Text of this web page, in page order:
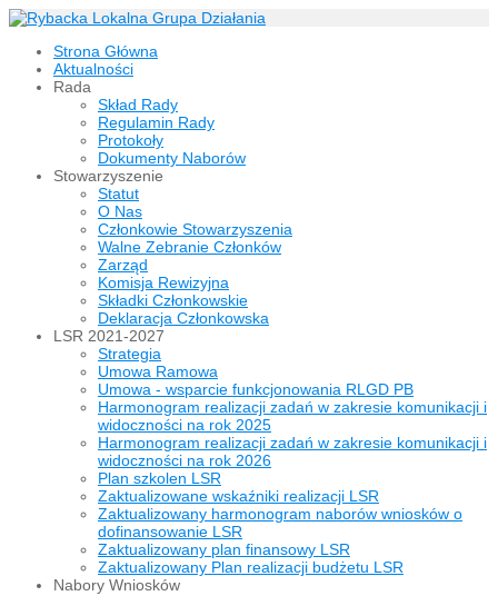
Strona Główna
Aktualności
Rada
Skład Rady
Regulamin Rady
Protokoły
Dokumenty Naborów
Stowarzyszenie
Statut
O Nas
Członkowie Stowarzyszenia
Walne Zebranie Członków
Zarząd
Komisja Rewizyjna
Składki Członkowskie
Deklaracja Członkowska
LSR 2021-2027
Strategia
Umowa Ramowa
Umowa - wsparcie funkcjonowania RLGD PB
Harmonogram realizacji zadań w zakresie komunikacji i
widoczności na rok 2025
Harmonogram realizacji zadań w zakresie komunikacji i
widoczności na rok 2026
Plan szkolen LSR
Zaktualizowane wskaźniki realizacji LSR
Zaktualizowany harmonogram naborów wniosków o
dofinansowanie LSR
Zaktualizowany plan finansowy LSR
Zaktualizowany Plan realizacji budżetu LSR
Nabory Wniosków